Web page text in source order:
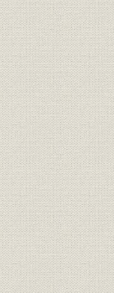
関係会社
従業員
労働組合
技術
業界
技術
製品
製品
製品